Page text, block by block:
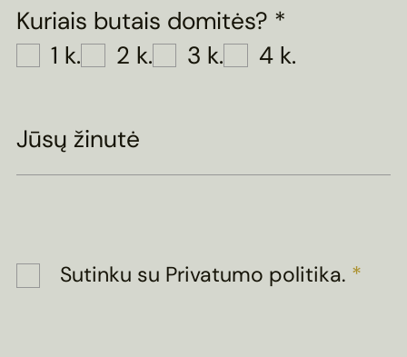
Kuriais butais domitės? *
1 k.
2 k. 3 k. 4 k.
Jūsų žinutė
Sutinku su Privatumo politika. *